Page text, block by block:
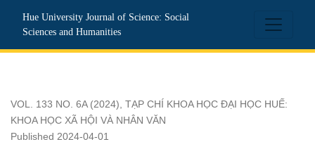
Hue University Journal of Science: Social
Sciences and Humanities
VOL. 133 NO. 6A (2024), TẠP CHÍ KHOA HỌC ĐẠI HỌC HUẾ:
KHOA HỌC XÃ HỘI VÀ NHÂN VĂN
Published 2024-04-01